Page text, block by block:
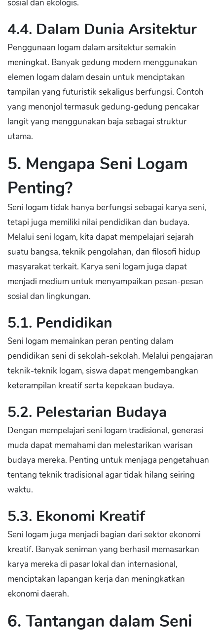
sosial dan ekologis.
4.4. Dalam Dunia Arsitektur
Penggunaan logam dalam arsitektur semakin
meningkat. Banyak gedung modern menggunakan
elemen logam dalam desain untuk menciptakan
tampilan yang futuristik sekaligus berfungsi. Contoh
yang menonjol termasuk gedung-gedung pencakar
langit yang menggunakan baja sebagai struktur
utama.
5. Mengapa Seni Logam
Penting?
Seni logam tidak hanya berfungsi sebagai karya seni,
tetapi juga memiliki nilai pendidikan dan budaya.
Melalui seni logam, kita dapat mempelajari sejarah
suatu bangsa, teknik pengolahan, dan filosofi hidup
masyarakat terkait. Karya seni logam juga dapat
menjadi medium untuk menyampaikan pesan-pesan
sosial dan lingkungan.
5.1. Pendidikan
Seni logam memainkan peran penting dalam
pendidikan seni di sekolah-sekolah. Melalui pengajaran
teknik-teknik logam, siswa dapat mengembangkan
keterampilan kreatif serta kepekaan budaya.
5.2. Pelestarian Budaya
Dengan mempelajari seni logam tradisional, generasi
muda dapat memahami dan melestarikan warisan
budaya mereka. Penting untuk menjaga pengetahuan
tentang teknik tradisional agar tidak hilang seiring
waktu.
5.3. Ekonomi Kreatif
Seni logam juga menjadi bagian dari sektor ekonomi
kreatif. Banyak seniman yang berhasil memasarkan
karya mereka di pasar lokal dan internasional,
menciptakan lapangan kerja dan meningkatkan
ekonomi daerah.
6. Tantangan dalam Seni